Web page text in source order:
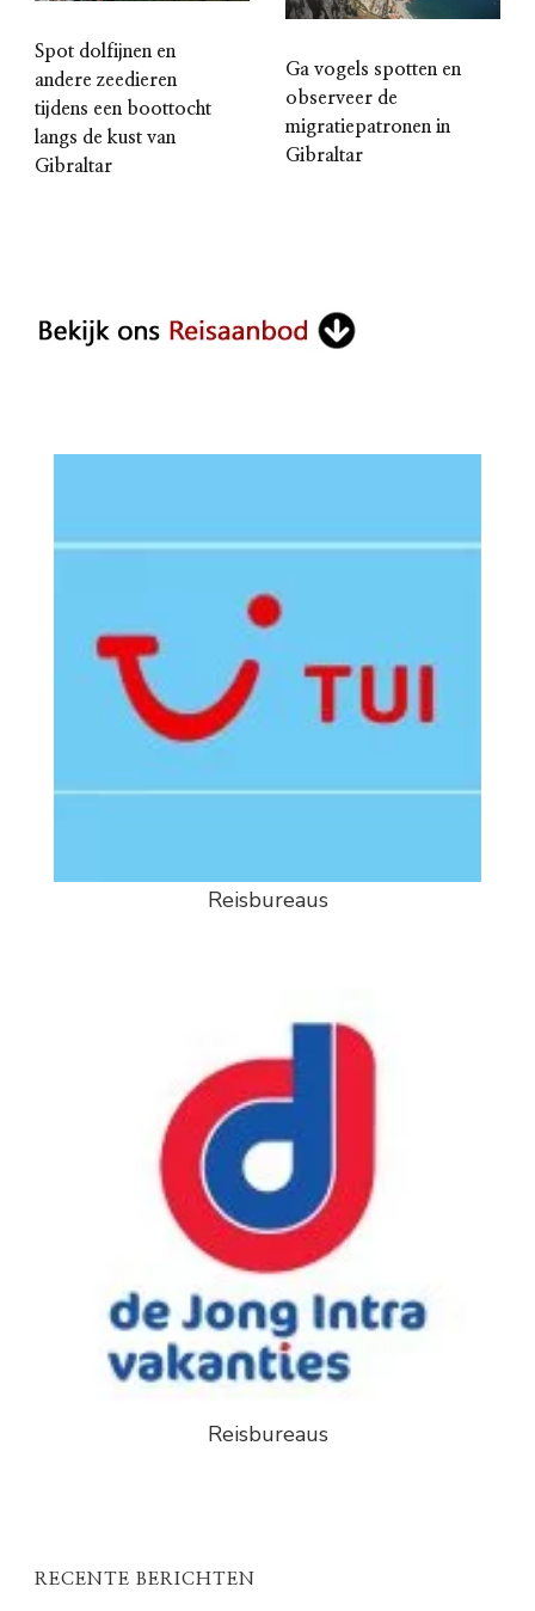
Spot dolfijnen en
andere zeedieren
tijdens een boottocht
langs de kust van
Gibraltar
Ga vogels spotten en
observeer de
migratiepatronen in
Gibraltar
Reisbureaus
Reisbureaus
RECENTE BERICHTEN